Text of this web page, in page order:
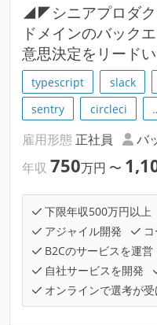
◢◤シニアプロダ
ドメインのバック
意思決定をリード
typescript slack
sentry
circleci
雇用形態 正社員 バ
年収 750万円 〜
下限年収500万円以上
アジャイル開発
B2Cのサービスを運営
自社サービスを開発
オンラインで選考が